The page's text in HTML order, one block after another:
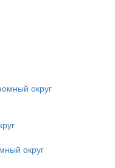
округ
округ